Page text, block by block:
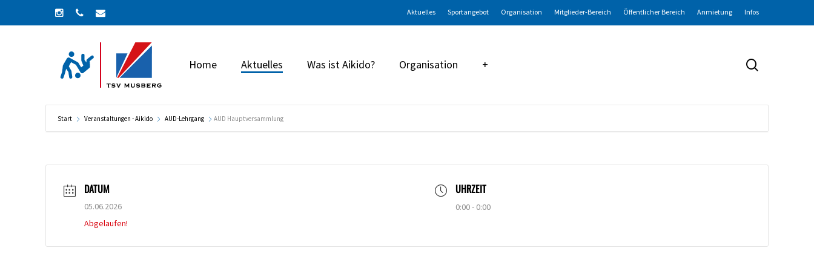
to
instagramphoneemail
Aktuelles Sportangebot Organisation Mitglieder-Bereich Öffentlicher Bereich Anmietung Infos
Home Aktuelles Was ist Aikido? Organisation +
Start Veranstaltungen - Aikido AUD-Lehrgang AUD Hauptversammlung
DATUM
05.06.2026
Abgelaufen!
UHRZEIT
0:00 - 0:00